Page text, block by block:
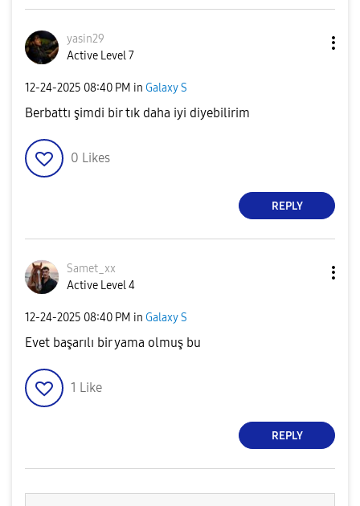
yasin29
Active Level 7
‎12-24-2025 08:40 PM in Galaxy S
Berbattı şimdi bir tık daha iyi diyebilirim
0 Likes
REPLY
Samet_xx
Active Level 4
‎12-24-2025 08:40 PM in Galaxy S
Evet başarılı bir yama olmuş bu
1 Like
REPLY